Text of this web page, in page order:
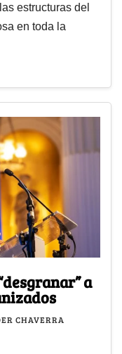
estructuras del
en toda la
a
CHAVERRA